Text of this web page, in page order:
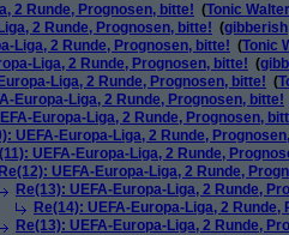
2 Runde, Prognosen, bitte! (Tonic Walter
2 Runde, Prognosen, bitte! (gibberish
Liga, 2 Runde, Prognosen, bitte! (Tonic
Liga, 2 Runde, Prognosen, bitte! (
Liga, 2 Runde, Prognosen, bitte! (
Europa-Liga, 2 Runde, Prognosen, bitte!
Europa-Liga, 2 Runde, Prognosen,
UEFA-Europa-Liga, 2 Runde,
UEFA-Europa-Liga, 2 Runde,
Re(12): UEFA-Europa-Liga, 2 Runde,
Re(13): UEFA-Europa-Liga, 2 Runde,
Re(14): UEFA-Europa-Liga, 2
Re(13): UEFA-Europa-Liga, 2 Runde,